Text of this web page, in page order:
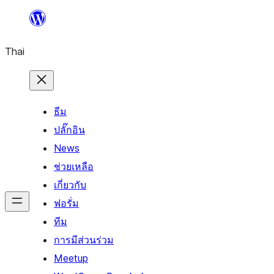
ยัง
เนื้อหา
Thai
ธีม
ปลั๊กอิน
News
ช่วยเหลือ
เกี่ยวกับ
ฟอรั่ม
ทีม
การมีส่วนร่วม
Meetup